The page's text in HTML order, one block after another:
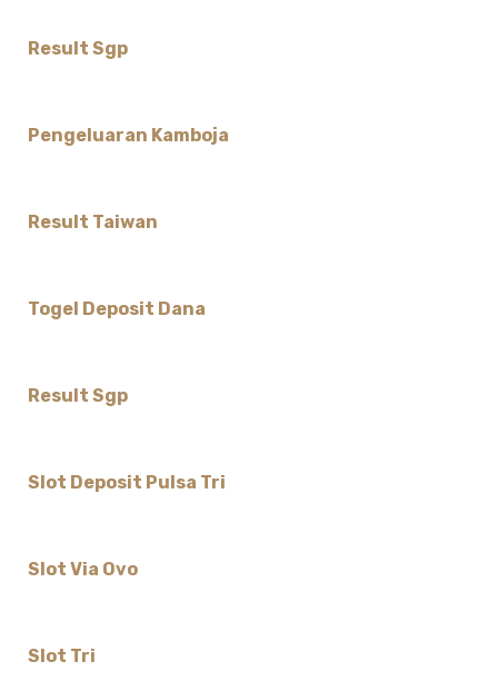
Result Sgp
Pengeluaran Kamboja
Result Taiwan
Togel Deposit Dana
Result Sgp
Slot Deposit Pulsa Tri
Slot Via Ovo
Slot Tri